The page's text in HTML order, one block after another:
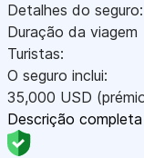
Detalhes do seguro:
Duração da viagem
Turistas:
O seguro inclui:
35,000 USD
Descrição